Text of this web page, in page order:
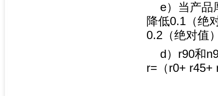
e）当产品
降低0.1（绝
0.2（绝对值
d）r90和
r=（r0+ r45+